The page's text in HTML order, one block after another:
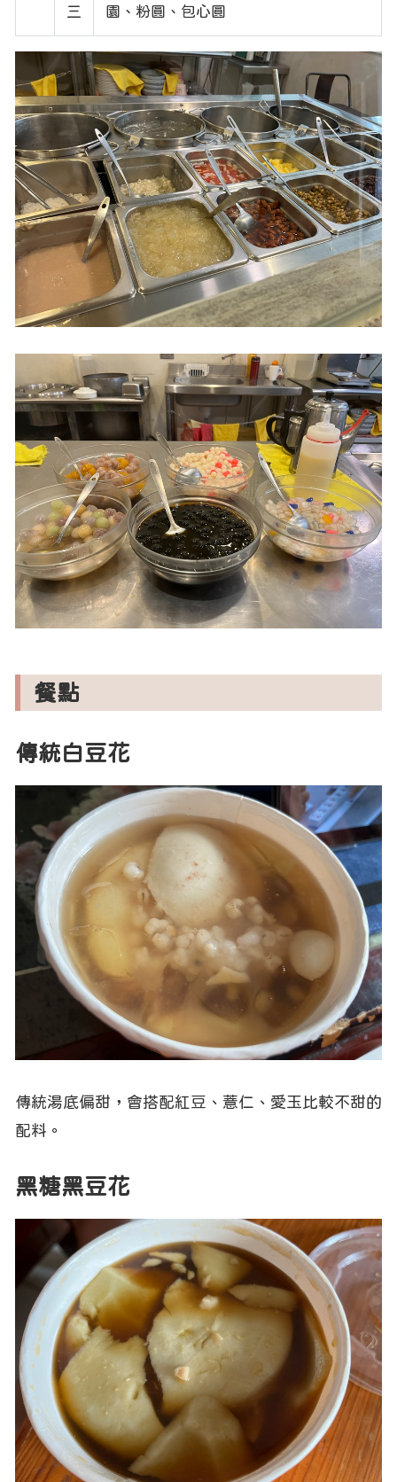
三
園、粉圓、包心圓
餐點
傳統白豆花
傳統湯底偏甜，會搭配紅豆、薏仁、愛玉比較不甜的
配料。
黑糖黑豆花